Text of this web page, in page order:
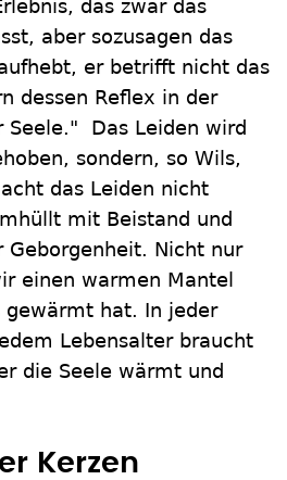
das zwar das
aber sozusagen das
er betrifft nicht das
dessen Reflex in der
Seele." Das Leiden wird
sondern, so Wils,
das Leiden nicht
mit Beistand und
Geborgenheit. Nicht nur
einen warmen Mantel
gewärmt hat. In jeder
Lebensalter braucht
die Seele wärmt und
Kerzen